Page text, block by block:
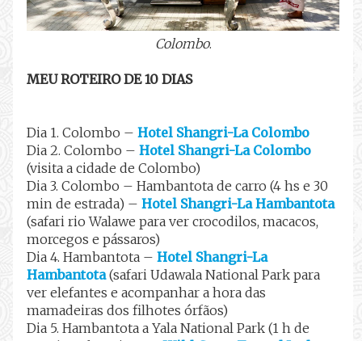
Colombo.
MEU ROTEIRO DE 10 DIAS
Dia 1. Colombo –Hotel Shangri-La Colombo
Dia 2. Colombo –Hotel Shangri-La Colombo
(visita a cidade de Colombo)
Dia 3. Colombo – Hambantota de carro (4 hs e 30
min de estrada) –Hotel Shangri-La Hambantota
(safari rio Walawe para ver crocodilos, macacos,
morcegos e pássaros)
Dia 4. Hambantota –Hotel Shangri-La
Hambantota(safari Udawala National Park para
ver elefantes e acompanhar a hora das
mamadeiras dos filhotes órfãos)
Dia 5. Hambantota a Yala National Park (1 h de